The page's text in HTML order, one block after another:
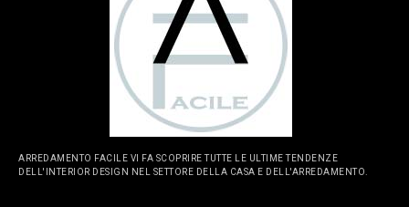
ARREDAMENTO FACILE VI FA SCOPRIRE TUTTE LE ULTIME TENDENZE
DELL'INTERIOR DESIGN NEL SETTORE DELLA CASA E DELL'ARREDAMENTO.